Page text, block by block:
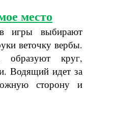
место
игры выбирают
веточку вербы.
образуют круг,
Водящий идет за
сторону и